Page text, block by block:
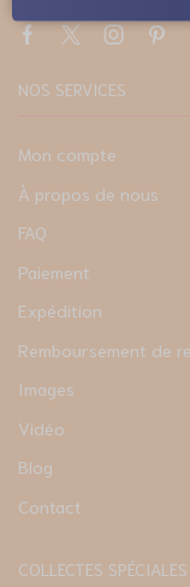
NOS SERVICES
Mon compte
À propos de nous
FAQ
Paiement
Expédition
Remboursement de
Images
Vidéo
Blog
Contact
COLLECTES SPÉCIALES